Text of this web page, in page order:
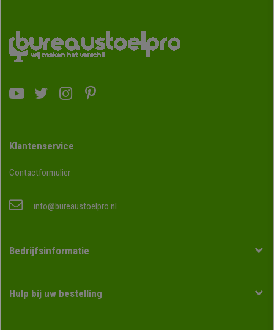
Klantenservice
Contactformulier
info@bureaustoelpro.nl
Bedrijfsinformatie
Hulp bij uw bestelling